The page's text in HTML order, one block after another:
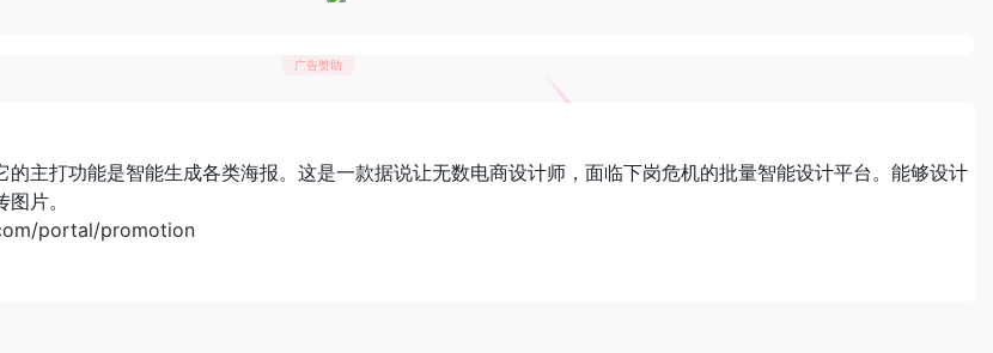
广告赞助
的主打功能是智能生成各类海报。这是一款据说让无数电商设计师，面临下岗危机的批量智能设计平台。能够设计
片。
portal/promotion